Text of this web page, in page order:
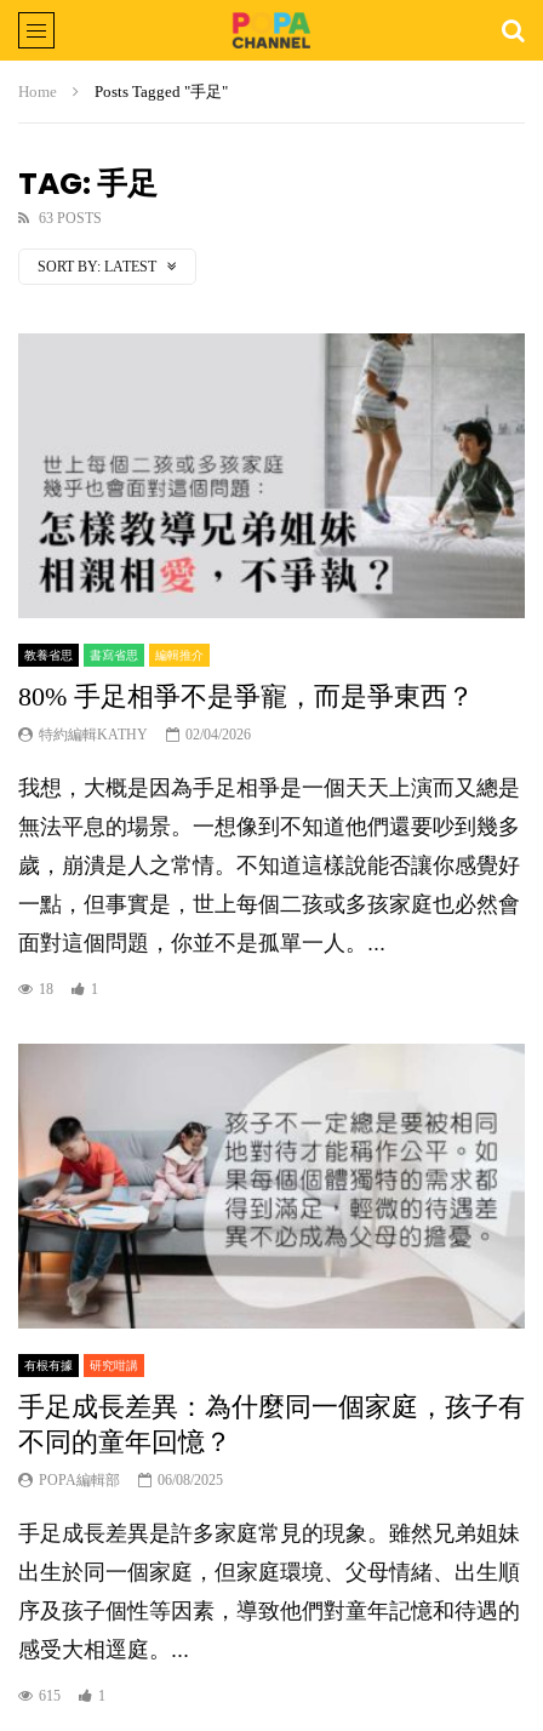
Home Posts Tagged "手足"
TAG: 手足
63 POSTS
SORT BY: LATEST
教養省思 書寫省思 編輯推介
80% 手足相爭不是爭寵，而是爭東西？
特約編輯KATHY 02/04/2026
我想，大概是因為手足相爭是一個天天上演而又總是
無法平息的場景。一想像到不知道他們還要吵到幾多
歲，崩潰是人之常情。不知道這樣說能否讓你感覺好
一點，但事實是，世上每個二孩或多孩家庭也必然會
面對這個問題，你並不是孤單一人。...
18 1
有根有據 研究咁講
手足成長差異：為什麼同一個家庭，孩子有
不同的童年回憶？
POPA編輯部 06/08/2025
手足成長差異是許多家庭常見的現象。雖然兄弟姐妹
出生於同一個家庭，但家庭環境、父母情緒、出生順
序及孩子個性等因素，導致他們對童年記憶和待遇的
感受大相逕庭。...
615 1